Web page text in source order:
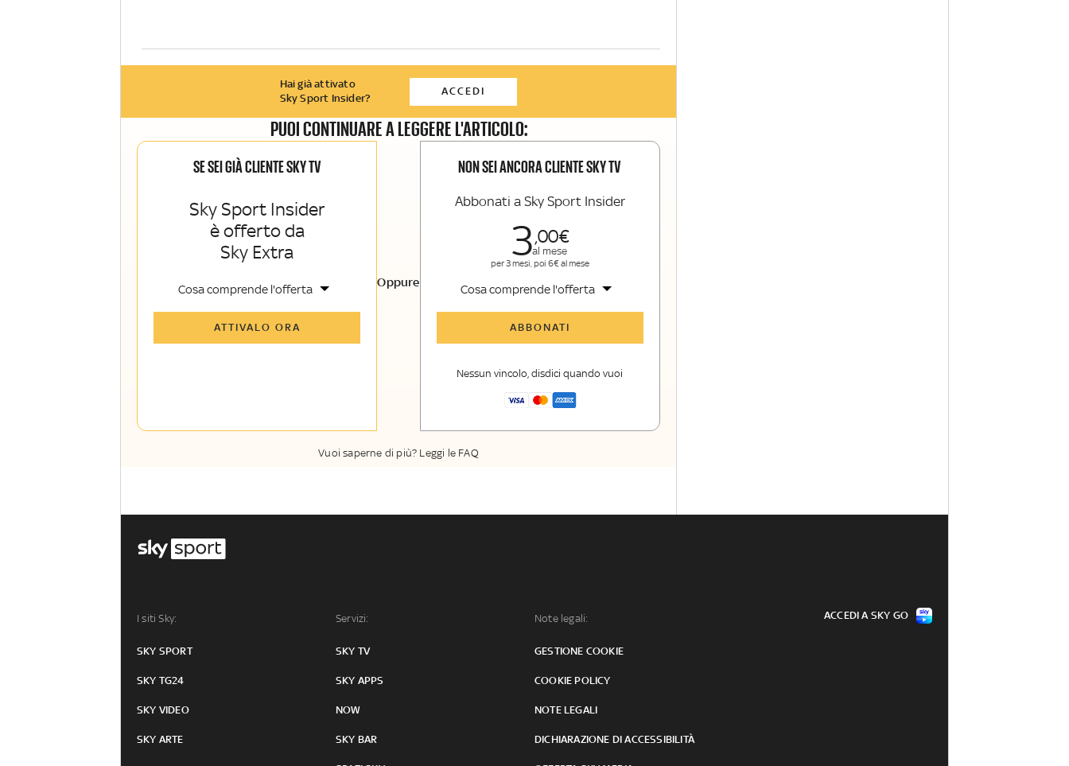
Hai già attivato
Sky Sport Insider?
ACCEDI
PUOI CONTINUARE A LEGGERE L'ARTICOLO:
SE SEI GIÀ CLIENTE SKY TV
Sky Sport Insider
è offerto da
Sky Extra
Cosa comprende l'offerta
Sky TG24 Insider
ATTIVALO ORA
Oppure
NON SEI ANCORA CLIENTE SKY TV
Abbonati a Sky Sport Insider
300
al mese
per 3 mesi, poi 6€ al mese
Cosa comprende l'offerta
Sport
La newsletter esclusiva di Sky Sport
ABBONATI
Nessun vincolo, disdici quando vuoi
Vuoi saperne di più? Leggi le FAQ
I siti Sky:
SKY SPORT
SKY TG24
SKY VIDEO
SKY ARTE
Servizi:
SKY TV
SKY APPS
NOW
SKY BAR
Note legali:
GESTIONE COOKIE
COOKIE POLICY
NOTE LEGALI
DICHIARAZIONE DI ACCESSIBILITÀ
ACCEDI A SKY GO